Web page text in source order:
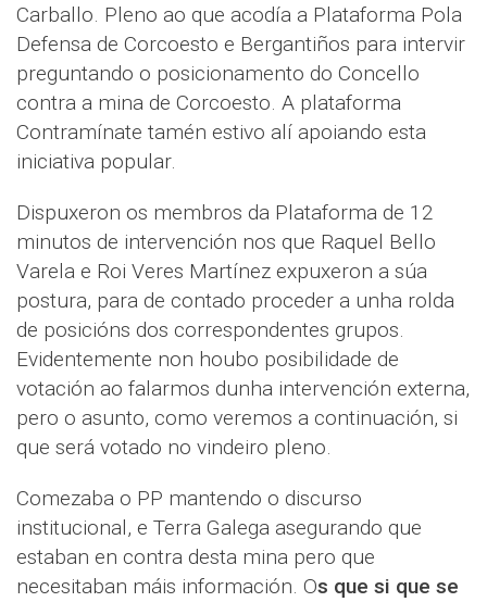
Carballo. Pleno ao que acodía a Plataforma Pola
Defensa de Corcoesto e Bergantiños para intervir
preguntando o posicionamento do Concello
contra a mina de Corcoesto. A plataforma
Contramínate tamén estivo alí apoiando esta
iniciativa popular.
Dispuxeron os membros da Plataforma de 12
minutos de intervención nos que Raquel Bello
Varela e Roi Veres Martínez expuxeron a súa
postura, para de contado proceder a unha rolda
de posicións dos correspondentes grupos.
Evidentemente non houbo posibilidade de
votación ao falarmos dunha intervención externa,
pero o asunto, como veremos a continuación, si
que será votado no vindeiro pleno.
Comezaba o PP mantendo o discurso
institucional, e Terra Galega asegurando que
estaban en contra desta mina pero que
necesitaban máis información. Os que si que se